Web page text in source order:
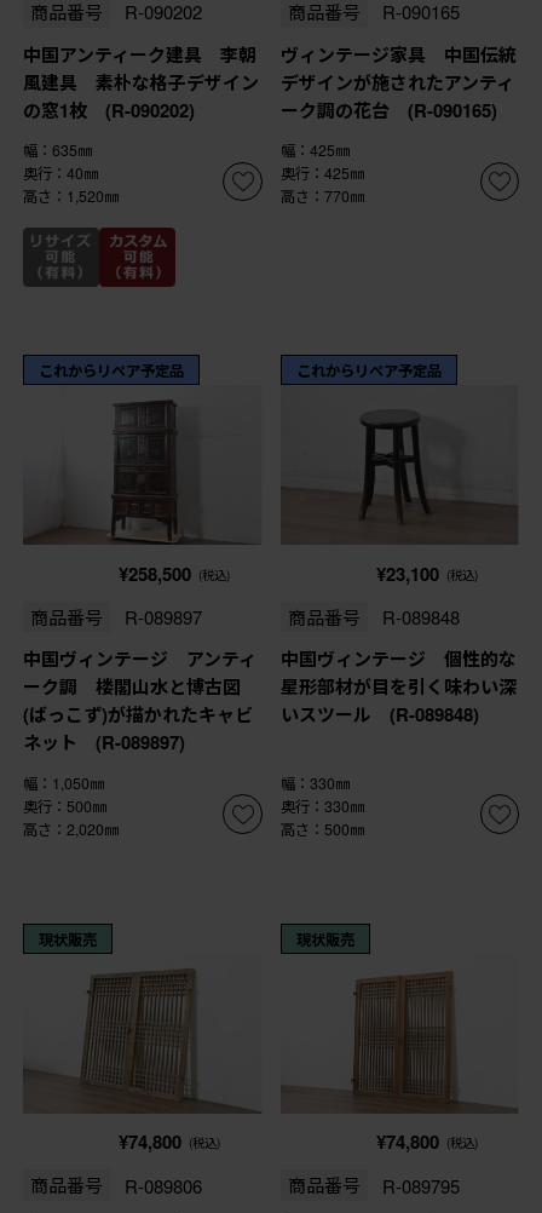
商品番号 R-090202
中国アンティーク建具 李朝
風建具 素朴な格子デザイン
の窓1枚 (R-090202)
幅：635㎜
奥行：40㎜
高さ：1,520㎜
商品番号 R-090165
ヴィンテージ家具 中国伝統
デザインが施されたアンティ
ーク調の花台 (R-090165)
幅：425㎜
奥行：425㎜
高さ：770㎜
これからリペア予定品
¥258,500 (税込)
商品番号 R-089897
中国ヴィンテージ アンティ
ーク調 楼閣山水と博古図
(ばっこず)が描かれたキャビ
ネット (R-089897)
幅：1,050㎜
奥行：500㎜
高さ：2,020㎜
これからリペア予定品
¥23,100 (税込)
商品番号 R-089848
中国ヴィンテージ 個性的な
星形部材が目を引く味わい深
いスツール (R-089848)
幅：330㎜
奥行：330㎜
高さ：500㎜
現状販売
¥74,800 (税込)
商品番号 R-089806
現状販売
¥74,800 (税込)
商品番号 R-089795